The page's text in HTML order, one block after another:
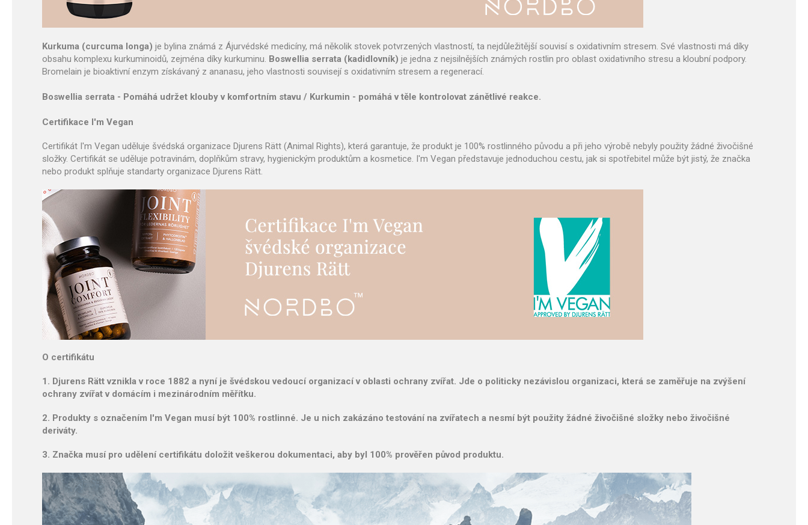
Kurkuma (curcuma longa) je bylina známá z Ájurvédské medicíny, má několik stovek potvrzených vlastností, ta nejdůležitější souvisí s oxidativním stresem. Své vlastnosti má díky
obsahu komplexu kurkuminoidů, zejména díky kurkuminu. Boswellia serrata (kadidlovník) je jedna z nejsilnějších známých rostlin pro oblast oxidativního stresu a kloubní podpory.
Bromelain je bioaktivní enzym získávaný z ananasu, jeho vlastnosti souvisejí s oxidativním stresem a regenerací.
Boswellia serrata - Pomáhá udržet klouby v komfortním stavu / Kurkumin - pomáhá v těle kontrolovat zánětlivé reakce.
Certifikace I'm Vegan
Certifikát I'm Vegan uděluje švédská organizace Djurens Rätt (Animal Rights), která garantuje, že produkt je 100% rostlinného původu a při jeho výrobě nebyly použity žádné živočišné
složky. Certifikát se uděluje potravinám, doplňkům stravy, hygienickým produktům a kosmetice. I'm Vegan představuje jednoduchou cestu, jak si spotřebitel může být jistý, že značka
nebo produkt splňuje standarty organizace Djurens Rätt.
O certifikátu
1. Djurens Rätt vznikla v roce 1882 a nyní je švédskou vedoucí organizací v oblasti ochrany zvířat. Jde o politicky nezávislou organizaci, která se zaměřuje na zvýšení
ochrany zvířat v domácím i mezinárodním měřítku.
2. Produkty s označením I'm Vegan musí být 100% rostlinné. Je u nich zakázáno testování na zvířatech a nesmí být použity žádné živočišné složky nebo živočišné
deriváty.
3. Značka musí pro udělení certifikátu doložit veškerou dokumentaci, aby byl 100% prověřen původ produktu.